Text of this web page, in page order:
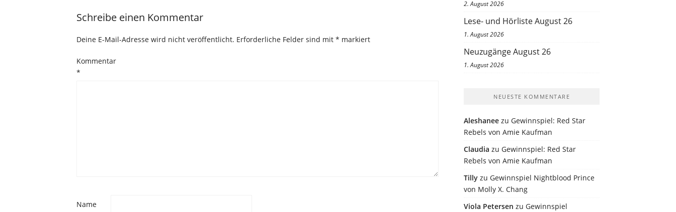
Schreibe einen Kommentar
Deine E-Mail-Adresse wird nicht veröffentlicht. Erforderliche Felder sind mit * markiert
Kommentar
*
Name
2. August 2026
Lese- und Hörliste August 26
1. August 2026
Neuzugänge August 26
1. August 2026
NEUESTE KOMMENTARE
Aleshanee zu Gewinnspiel: Red Star
Rebels von Amie Kaufman
Claudia zu Gewinnspiel: Red Star
Rebels von Amie Kaufman
Tilly zu Gewinnspiel Nightblood Prince
von Molly X. Chang
Viola Petersen zu Gewinnspiel